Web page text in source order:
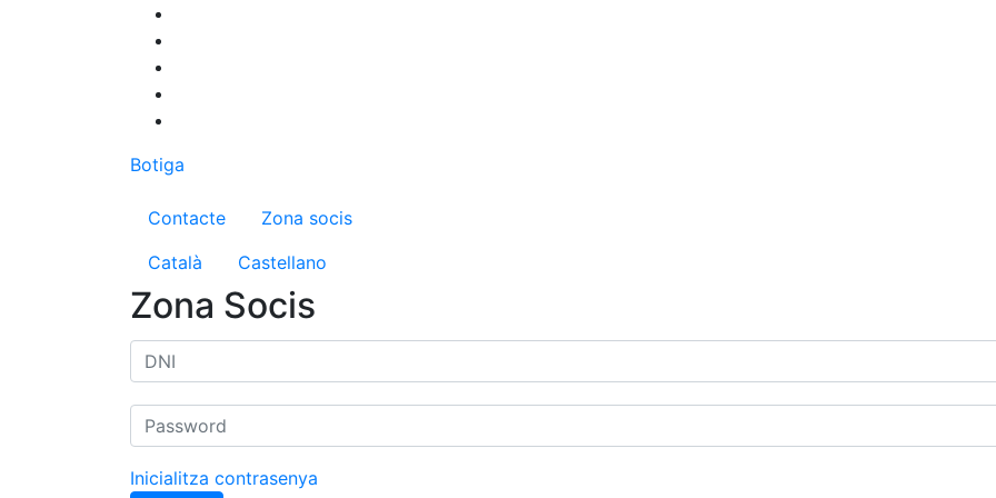
Botiga
Menú del compte d'usuari
Contacte
Zona socis
Català
Castellano
Zona Socis
Inicialitza contrasenya